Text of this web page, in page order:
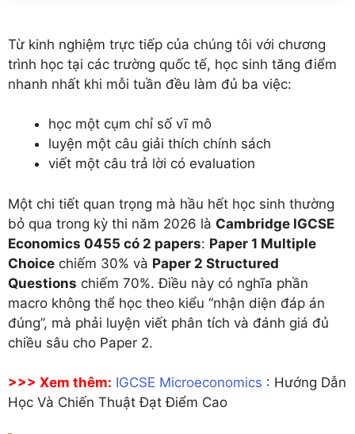
Từ kinh nghiệm trực tiếp của chúng tôi với chương
trình học tại các trường quốc tế, học sinh tăng điểm
nhanh nhất khi mỗi tuần đều làm đủ ba việc:
học một cụm chỉ số vĩ mô
luyện một câu giải thích chính sách
viết một câu trả lời có evaluation
Một chi tiết quan trọng mà hầu hết học sinh thường
bỏ qua trong kỳ thi năm 2026 là Cambridge IGCSE
Economics 0455 có 2 papers: Paper 1 Multiple
Choice chiếm 30% và Paper 2 Structured
Questions chiếm 70%. Điều này có nghĩa phần
macro không thể học theo kiểu “nhận diện đáp án
đúng”, mà phải luyện viết phân tích và đánh giá đủ
chiều sâu cho Paper 2.
>>> Xem thêm: IGCSE Microeconomics : Hướng Dẫn
Học Và Chiến Thuật Đạt Điểm Cao